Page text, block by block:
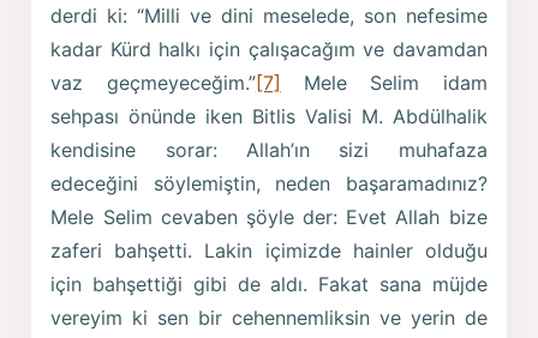
derdi ki: “Milli ve dini meselede, son nefesime
kadar Kürd halkı için çalışacağım ve davamdan
vaz geçmeyeceğim.”[7]
Mele Selim idam
sehpası önünde iken Bitlis Valisi M. Abdülhalik
kendisine sorar: Allah’ın sizi muhafaza
edeceğini söylemiştin, neden başaramadınız?
Mele Selim cevaben şöyle der: Evet Allah bize
zaferi bahşetti. Lakin içimizde hainler olduğu
için bahşettiği gibi de aldı. Fakat sana müjde
vereyim ki sen bir cehennemliksin ve yerin de